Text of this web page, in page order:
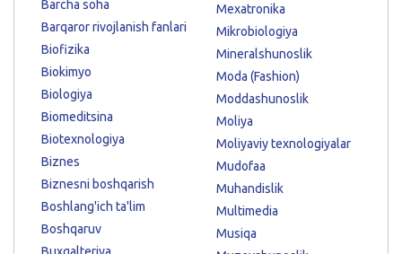
Barcha soha
Barqaror rivojlanish fanlari
Biofizika
Biokimyo
Biologiya
Biomeditsina
Biotexnologiya
Biznes
Biznesni boshqarish
Boshlang'ich ta'lim
Boshqaruv
Mexatronika
Mikrobiologiya
Mineralshunoslik
Moda (Fashion)
Moddashunoslik
Moliya
Moliyaviy texnologiyalar
Mudofaa
Muhandislik
Multimedia
Musiqa